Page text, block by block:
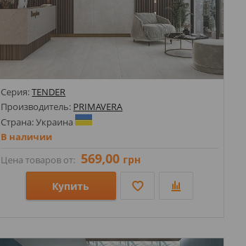
Серия:TENDER
Производитель: PRIMAVERA
Страна: Украина
В наличии
Цена товаров от: 569,00 грн
Купить
Стили: Под бетон; Под камень;